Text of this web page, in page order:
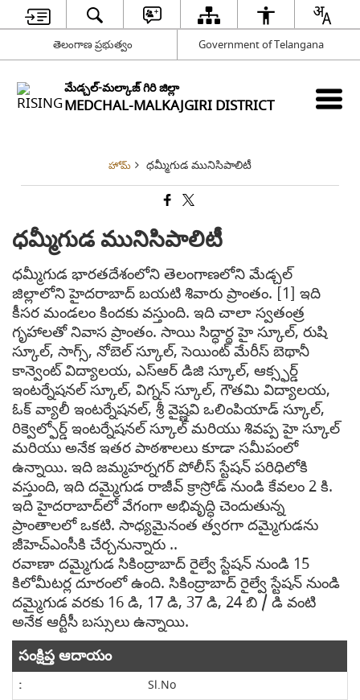
తెలంగాణ ప్రభుత్వం Government of Telangana
మేడ్చల్-మల్కాజ్ గిరి జిల్లా
MEDCHAL-MALKAJGIRI DISTRICT
హోమ్ ధమ్మీగుడ మునిసిపాలిటీ
ధమ్మీగుడ మునిసిపాలిటీ
ధమ్మీగుడ భారతదేశంలోని తెలంగాణలోని మేడ్చల్
జిల్లాలోని హైదరాబాద్ బయటి శివారు ప్రాంతం. [1] ఇది
కీసర మండలం కిందకు వస్తుంది. ఇది చాలా స్వతంత్ర
గృహాలతో నివాస ప్రాంతం. సాయి సిద్ధార్థ హై స్కూల్, రుషి
స్కూల్, సాగ్స్, నోబెల్ స్కూల్, సెయింట్ మేరీస్ బెథానీ
కాన్వెంట్ విద్యాలయ, ఎస్ఆర్ డిజి స్కూల్, ఆక్స్ఫర్డ్
ఇంటర్నేషనల్ స్కూల్, విగ్నన్ స్కూల్, గౌతమి విద్యాలయ,
ఓక్ వ్యాలీ ఇంటర్నేషనల్, శ్రీ వైష్ణవి ఒలింపియాడ్ స్కూల్,
రిక్వెల్ఫోర్డ్ ఇంటర్నేషనల్ స్కూల్ మరియు శివప్ప హై స్కూల్
మరియు అనేక ఇతర పాఠశాలలు కూడా సమీపంలో
ఉన్నాయి. ఇది జమ్మహర్నగర్ పోలీస్ స్టేషన్ పరిధిలోకి
వస్తుంది, ఇది దమ్మైగుడ రాజీవ్ క్రాస్రోడ్ నుండి కేవలం 2 కి.
ఇది హైదరాబాద్‌లో వేగంగా అభివృద్ధి చెందుతున్న
ప్రాంతాలలో ఒకటి. సాధ్యమైనంత త్వరగా దమ్మైగుడను
జీహెచ్‌ఎంసీకి చేర్చనున్నారు ..
రవాణా దమ్మైగుడ సికింద్రాబాద్ రైల్వే స్టేషన్ నుండి 15
కిలోమీటర్ల దూరంలో ఉంది. సికింద్రాబాద్ రైల్వే స్టేషన్ నుండి
దమ్మైగుడ వరకు 16 డి, 17 డి, 37 డి, 24 బి / డి వంటి
అనేక ఆర్టీసీ బస్సులు ఉన్నాయి.
సంక్షిప్త ఆదాయం
Sl.No